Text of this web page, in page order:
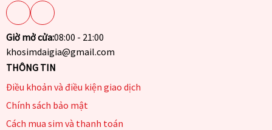
Giờ mở cửa:08:00 - 21:00
khosimdaigia@gmail.com
THÔNG TIN
Điều khoản và điều kiện giao dịch
Chính sách bảo mật
Cách mua sim và thanh toán